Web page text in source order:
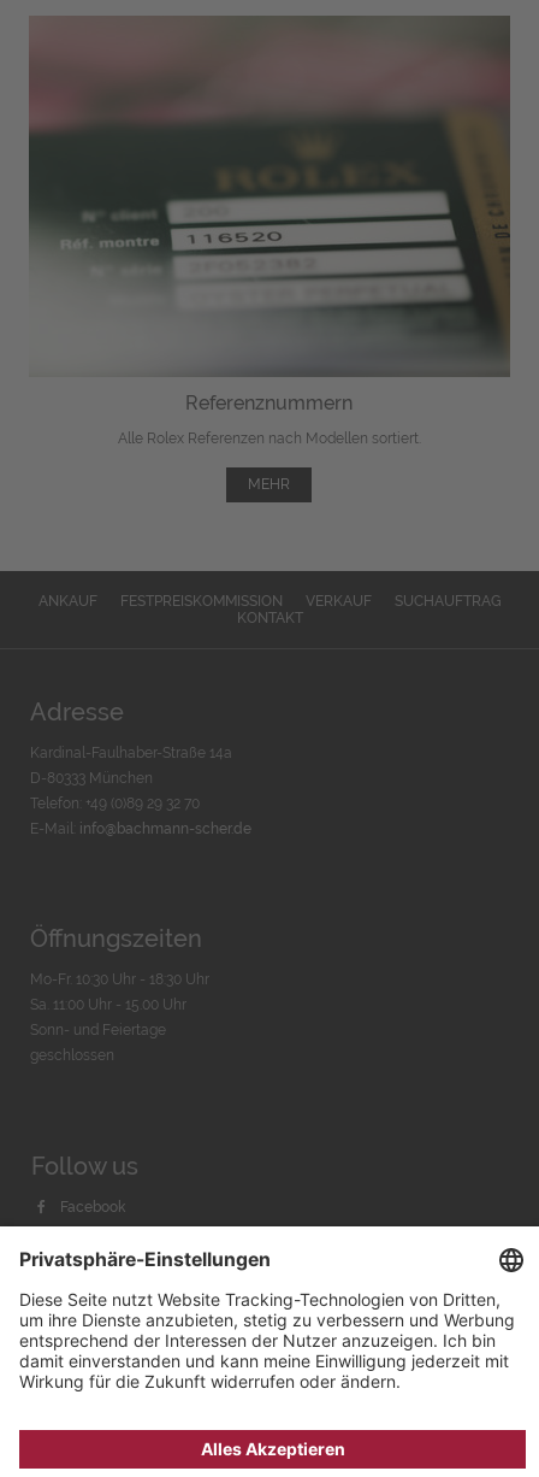
Referenznummern
Alle Rolex Referenzen nach Modellen sortiert.
MEHR
ANKAUF FESTPREISKOMMISSION VERKAUF
SUCHAUFTRAG
KONTAKT
Adresse
Kardinal-Faulhaber-Straße 14a
D-80333 München
Telefon: +49 (0)89 29 32 70
E-Mail: info@bachmann-scher.de
Öffnungszeiten
Mo-Fr. 10:30 Uhr - 18:30 Uhr
Sa. 11:00 Uhr - 15.00 Uhr
Sonn- und Feiertage
geschlossen
Follow us
Facebook
Youtube